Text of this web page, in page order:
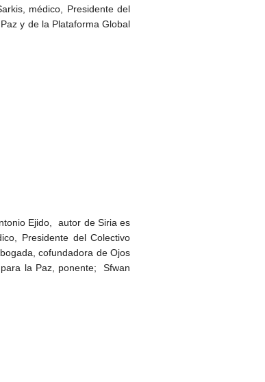
médico, Presidente del
y de la Plataforma Global
Ejido, autor de Siria es
Presidente del Colectivo
cofundadora de Ojos
la Paz, ponente; Sfwan